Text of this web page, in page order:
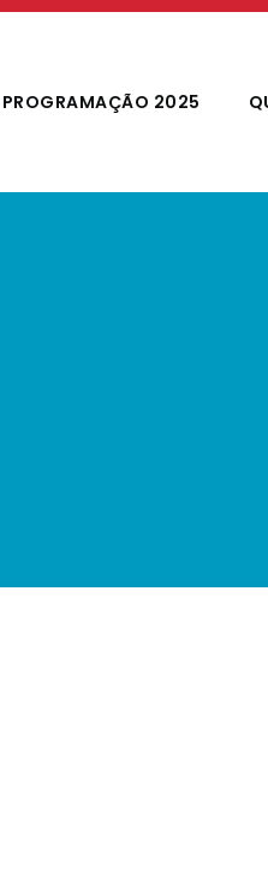
PROGRAMAÇÃO 2025